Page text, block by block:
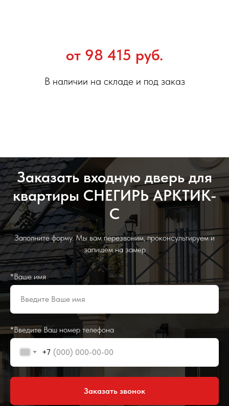
от 98 415 руб.
В наличии на складе и под заказ
Заказать входную дверь для
квартиры СНЕГИРЬ АРКТИК-
С
Заполните форму. Мы вам перезвоним, проконсультируем и
запишем на замер
*Ваше имя
*Введите Ваш номер телефона
+7
Заказать звонок